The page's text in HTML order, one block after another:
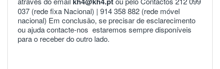
037 (rede fixa Nacional) | 914 358 882 (rede móvel
nacional) Em conclusão, se precisar de esclarecimento
ou ajudacontacte-nos estaremos sempre disponíveis
para o receber do outro lado.